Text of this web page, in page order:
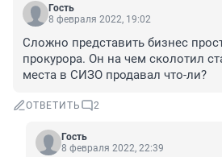
Гость
8 февраля 2022, 19:02
Сложно представить бизнес
прокурора. Он на чем сколотил
места в СИЗО продавал что-ли?
ОТВЕТИТЬ 2
Гость
8 февраля 2022, 22:39